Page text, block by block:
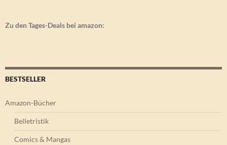
Zu den Tages-Deals bei amazon:
BESTSELLER
Amazon-Bücher
Belletristik
Comics & Mangas